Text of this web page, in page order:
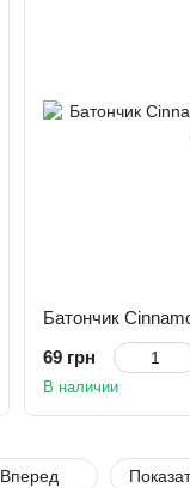
Батончик
69 грн
В наличии
Вперед